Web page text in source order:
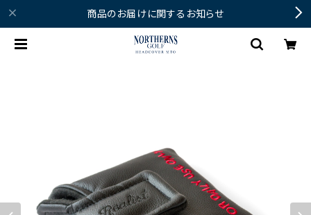
商品のお届けに関するお知らせ